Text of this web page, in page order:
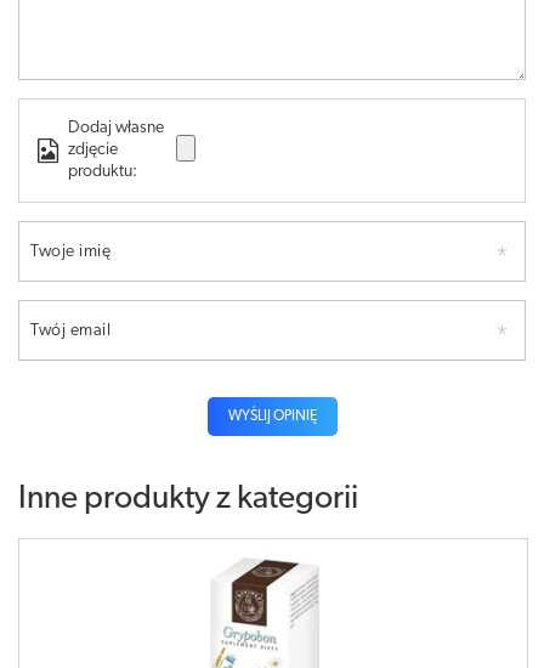
Dodaj własne
zdjęcie
produktu:
Twoje imię
Twój email
WYŚLIJ OPINIĘ
Inne produkty z kategorii